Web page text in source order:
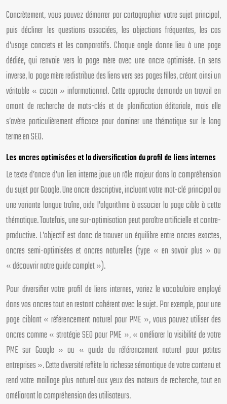
Concrètement, vous pouvez démarrer par cartographier votre sujet principal,
puis décliner les questions associées, les objections fréquentes, les cas
d’usage concrets et les comparatifs. Chaque angle donne lieu à une page
dédiée, qui renvoie vers la page mère avec une ancre optimisée. En sens
inverse, la page mère redistribue des liens vers ses pages filles, créant ainsi un
véritable « cocon » informationnel. Cette approche demande un travail en
amont de recherche de mots-clés et de planification éditoriale, mais elle
s’avère particulièrement efficace pour dominer une thématique sur le long
terme en SEO.
Les ancres optimisées et la diversification du profil de liens internes
Le texte d’ancre d’un lien interne joue un rôle majeur dans la compréhension
du sujet par Google. Une ancre descriptive, incluant votre mot-clé principal ou
une variante longue traîne, aide l’algorithme à associer la page cible à cette
thématique. Toutefois, une sur-optimisation peut paraître artificielle et contre-
productive. L’objectif est donc de trouver un équilibre entre ancres exactes,
ancres semi-optimisées et ancres naturelles (type « en savoir plus » ou
« découvrir notre guide complet »).
Pour diversifier votre profil de liens internes, variez le vocabulaire employé
dans vos ancres tout en restant cohérent avec le sujet. Par exemple, pour une
page ciblant « référencement naturel pour PME », vous pouvez utiliser des
ancres comme « stratégie SEO pour PME », « améliorer la visibilité de votre
PME sur Google » ou « guide du référencement naturel pour petites
entreprises ». Cette diversité reflète la richesse sémantique de votre contenu et
rend votre maillage plus naturel aux yeux des moteurs de recherche, tout en
améliorant la compréhension des utilisateurs.